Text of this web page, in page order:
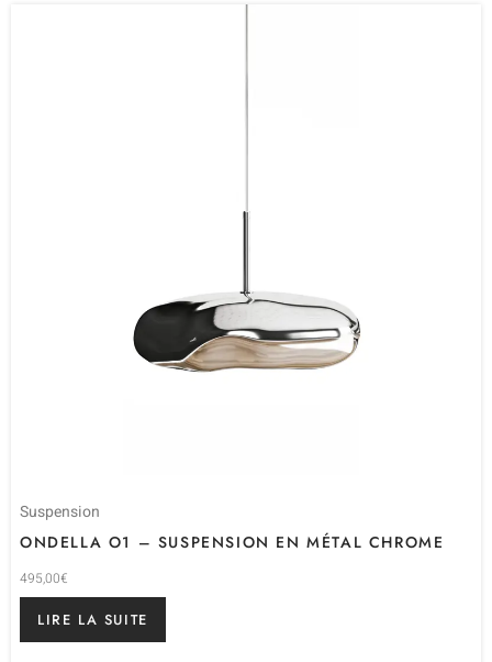
Suspension
ONDELLA O1 – SUSPENSION EN MÉTAL CHROME
495,00€
LIRE LA SUITE